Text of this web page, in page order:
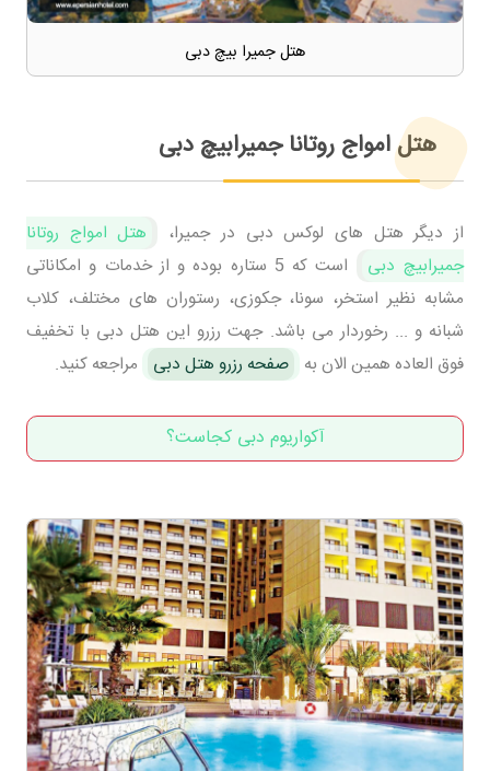
هتل جمیرا بیچ دبی
هتل امواج روتانا جمیرابیچ دبی
از دیگر هتل های لوکس دبی در جمیرا،
هتل امواج روتانا
جمیرابیچ دبی
است که 5 ستاره بوده و از خدمات و امکاناتی
مشابه نظیر استخر، سونا، جکوزی، رستوران های مختلف، کلاب
شبانه و ... رخوردار می باشد. جهت رزرو این هتل دبی با تخفیف
فوق العاده همین الان به صفحه رزرو هتل دبی مراجعه کنید.
آکواریوم دبی کجاست؟